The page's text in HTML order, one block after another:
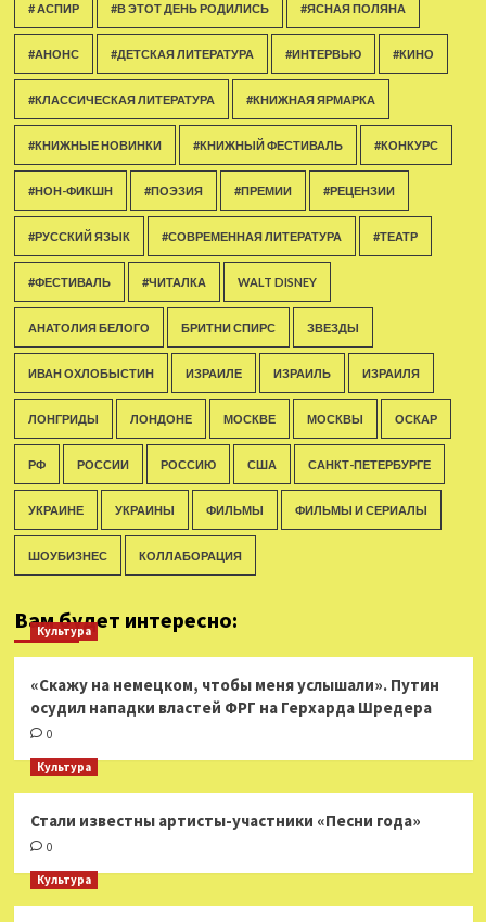
# АСПИР #В ЭТОТ ДЕНЬ РОДИЛИСЬ #ЯСНАЯ ПОЛЯНА
#АНОНС #ДЕТСКАЯ ЛИТЕРАТУРА #ИНТЕРВЬЮ #КИНО
#КЛАССИЧЕСКАЯ ЛИТЕРАТУРА #КНИЖНАЯ ЯРМАРКА
#КНИЖНЫЕ НОВИНКИ #КНИЖНЫЙ ФЕСТИВАЛЬ #КОНКУРС
#НОН-ФИКШН #ПОЭЗИЯ #ПРЕМИИ #РЕЦЕНЗИИ
#РУССКИЙ ЯЗЫК #СОВРЕМЕННАЯ ЛИТЕРАТУРА #ТЕАТР
#ФЕСТИВАЛЬ #ЧИТАЛКА WALT DISNEY
АНАТОЛИЯ БЕЛОГО БРИТНИ СПИРС ЗВЕЗДЫ
ИВАН ОХЛОБЫСТИН ИЗРАИЛЕ ИЗРАИЛЬ ИЗРАИЛЯ
ЛОНГРИДЫ ЛОНДОНЕ МОСКВЕ МОСКВЫ ОСКАР
РФ РОССИИ РОССИЮ США САНКТ-ПЕТЕРБУРГЕ
УКРАИНЕ УКРАИНЫ ФИЛЬМЫ ФИЛЬМЫ И СЕРИАЛЫ
ШОУБИЗНЕС КОЛЛАБОРАЦИЯ
Вам будет интересно:
Культура
«Скажу на немецком, чтобы меня услышали». Путин
осудил нападки властей ФРГ на Герхарда Шредера
0
Культура
Стали известны артисты-участники «Песни года»
0
Культура